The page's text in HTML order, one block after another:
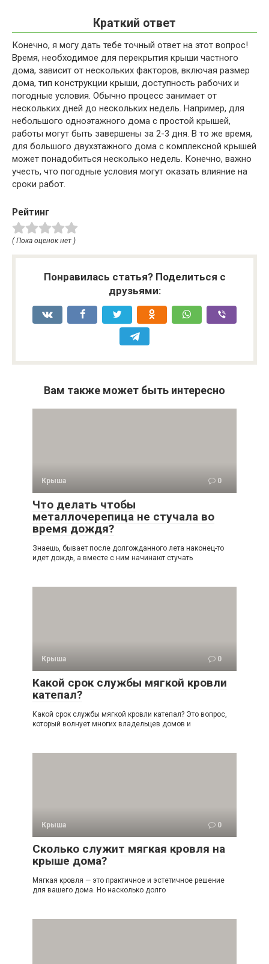
Краткий ответ
Конечно, я могу дать тебе точный ответ на этот вопрос!
Время, необходимое для перекрытия крыши частного
дома, зависит от нескольких факторов, включая размер
дома, тип конструкции крыши, доступность рабочих и
погодные условия. Обычно процесс занимает от
нескольких дней до нескольких недель. Например, для
небольшого одноэтажного дома с простой крышей,
работы могут быть завершены за 2-3 дня. В то же время,
для большого двухэтажного дома с комплексной крышей
может понадобиться несколько недель. Конечно, важно
учесть, что погодные условия могут оказать влияние на
сроки работ.
Рейтинг
( Пока оценок нет )
Понравилась статья? Поделиться с
друзьями:
Вам также может быть интересно
Крыша 0
Что делать чтобы
металлочерепица не стучала во
время дождя?
Знаешь, бывает после долгожданного лета наконец-то
идет дождь, а вместе с ним начинают стучать
Крыша 0
Какой срок службы мягкой кровли
катепал?
Какой срок службы мягкой кровли катепал? Это вопрос,
который волнует многих владельцев домов и
Крыша 0
Сколько служит мягкая кровля на
крыше дома?
Мягкая кровля — это практичное и эстетичное решение
для вашего дома. Но насколько долго